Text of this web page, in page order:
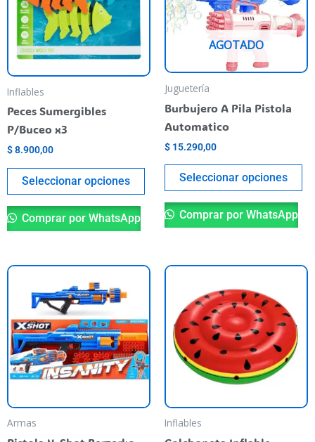
Inflables
Peces Sumergibles
P/Buceo x3
$8.900,00
Seleccionar opciones
variants.
may
chosen
product
Comprar por WhatsApp
AGOTADO
Juguetería
Burbujero A Pila Pistola
Automatico
$ 15.290,00
Seleccionar opciones
Comprar por WhatsApp
Armas Inflables